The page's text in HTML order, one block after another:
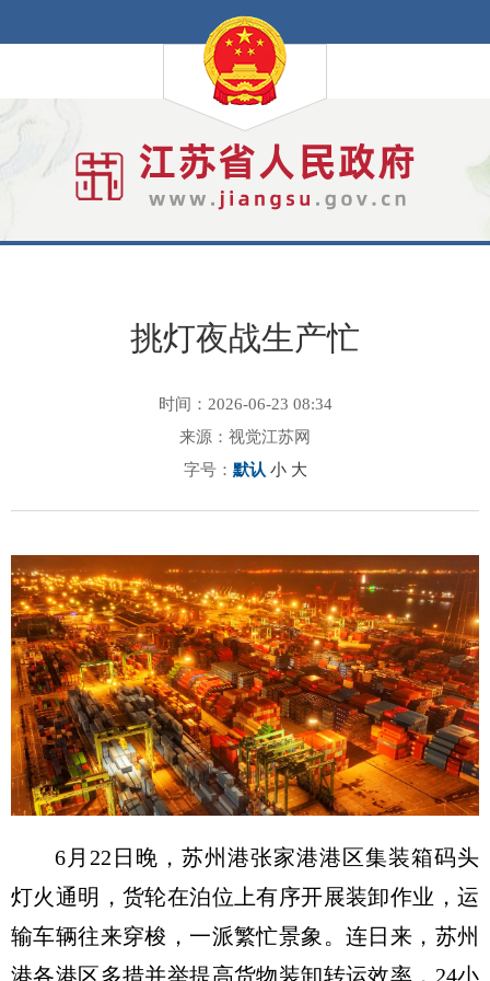
挑灯夜战生产忙
时间：2026-06-23 08:34
来源：视觉江苏网
字号： 默认 小 大
6月22日晚，苏州港张家港港区集装箱码头
灯火通明，货轮在泊位上有序开展装卸作业，运
输车辆往来穿梭，一派繁忙景象。连日来，苏州
港各港区多措并举提高货物装卸转运效率，24小